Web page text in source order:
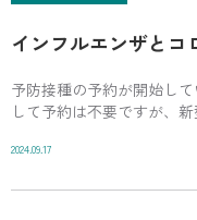
インフルエンザとコ
予防接種の予約が開始し
して予約は不要ですが、
お申し出ください。 2種の
2024.09.17